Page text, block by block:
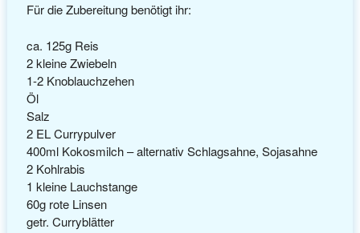
Für die Zubereitung benötigt ihr:
ca. 125g Reis
2 kleine Zwiebeln
1-2 Knoblauchzehen
Öl
Salz
2 EL Currypulver
400ml Kokosmilch – alternativ Schlagsahne, Sojasahne
2 Kohlrabis
1 kleine Lauchstange
60g rote Linsen
getr. Curryblätter